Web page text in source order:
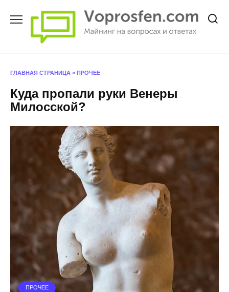
ГЛАВНАЯ СТРАНИЦА » ПРОЧЕЕ
Куда пропали руки Венеры
Милосской?
ПРОЧЕЕ